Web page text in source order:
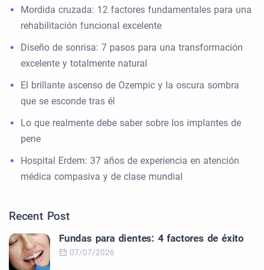
Mordida cruzada: 12 factores fundamentales para una
rehabilitación funcional excelente
Diseño de sonrisa: 7 pasos para una transformación
excelente y totalmente natural
El brillante ascenso de Ozempic y la oscura sombra
que se esconde tras él
Lo que realmente debe saber sobre los implantes de
pene
Hospital Erdem: 37 años de experiencia en atención
médica compasiva y de clase mundial
Recent Post
Fundas para dientes: 4 factores de éxito
07/07/2026